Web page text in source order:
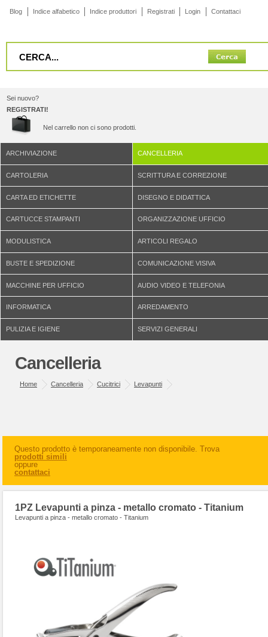
Blog Indice alfabetico Indice produttori Registrati Login Contattaci
Sei nuovo?
REGISTRATI!
Nel carrello non ci sono prodotti.
ARCHIVIAZIONE CANCELLERIA
CARTOLERIA SCRITTURA E CORREZIONE
CARTA ED ETICHETTE DISEGNO E DIDATTICA
CARTUCCE STAMPANTI ORGANIZZAZIONE UFFICIO
MODULISTICA ARTICOLI REGALO
BUSTE E SPEDIZIONE COMUNICAZIONE VISIVA
MACCHINE PER UFFICIO AUDIO VIDEO E TELEFONIA
INFORMATICA ARREDAMENTO
PULIZIA E IGIENE SERVIZI GENERALI
Cancelleria
Home Cancelleria Cucitrici Levapunti
Questo prodotto è temporaneamente non disponibile. Trova
prodotti simili
oppure
contattaci
1PZ Levapunti a pinza - metallo cromato - Titanium
Levapunti a pinza - metallo cromato - Titanium